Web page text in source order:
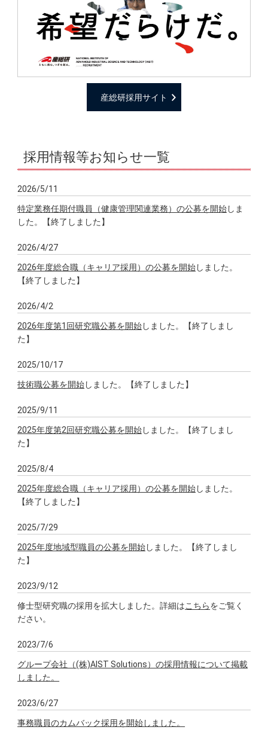
産総研採用サイト
採用情報等お知らせ一覧
2026/5/11
特定業務任期付職員（健康管理関連業務）の公募を開始しま
した。【終了しました】
2026/4/27
2026年度総合職（キャリア採用）の公募を開始しました。
【終了しました】
2026/4/2
2026年度第1回研究職公募を開始しました。【終了しまし
た】
2025/10/17
技術職公募を開始しました。【終了しました】
2025/9/11
2025年度第2回研究職公募を開始しました。【終了しまし
た】
2025/8/4
2025年度総合職（キャリア採用）の公募を開始しました。
【終了しました】
2025/7/29
2025年度地域型職員の公募を開始しました。【終了しまし
た】
2023/9/12
修士型研究職の採用を拡大しました。詳細はこちらをご覧く
ださい。
2023/7/6
グループ会社（(株)AIST Solutions）の採用情報について掲載
しました。
2023/6/27
事務職員のカムバック採用を開始しました。